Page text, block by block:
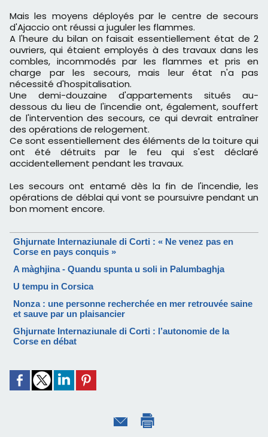
Mais les moyens déployés par le centre de secours
d'Ajaccio ont réussi a juguler les flammes.
A l'heure du bilan on faisait essentiellement état de 2
ouvriers, qui étaient employés à des travaux dans les
combles, incommodés par les flammes et pris en
charge par les secours, mais leur état n'a pas
nécessité d'hospitalisation.
Une demi-douzaine d'appartements situés au-
dessous du lieu de l'incendie ont, également, souffert
de l'intervention des secours, ce qui devrait entraîner
des opérations de relogement.
Ce sont essentiellement des éléments de la toiture qui
ont été détruits par le feu qui s'est déclaré
accidentellement pendant les travaux.
Les secours ont entamé dès la fin de l'incendie, les
opérations de déblai qui vont se poursuivre pendant un
bon moment encore.
Ghjurnate Internaziunale di Corti : « Ne venez pas en
Corse en pays conquis »
A màghjina - Quandu spunta u soli in Palumbaghja
U tempu in Corsica
Nonza : une personne recherchée en mer retrouvée saine
et sauve par un plaisancier
Ghjurnate Internaziunale di Corti : l’autonomie de la
Corse en débat